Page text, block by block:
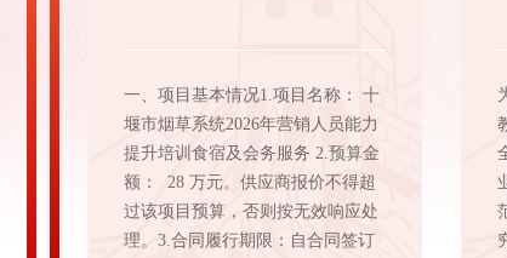
一、项目基本情况1.项目名称： 十
堰市烟草系统2026年营销人员能力
提升培训食宿及会务服务 2.预算金
额： 28 万元。供应商报价不得超
过该项目预算，否则按无效响应处
理。3.合同履行期限：自合同签订